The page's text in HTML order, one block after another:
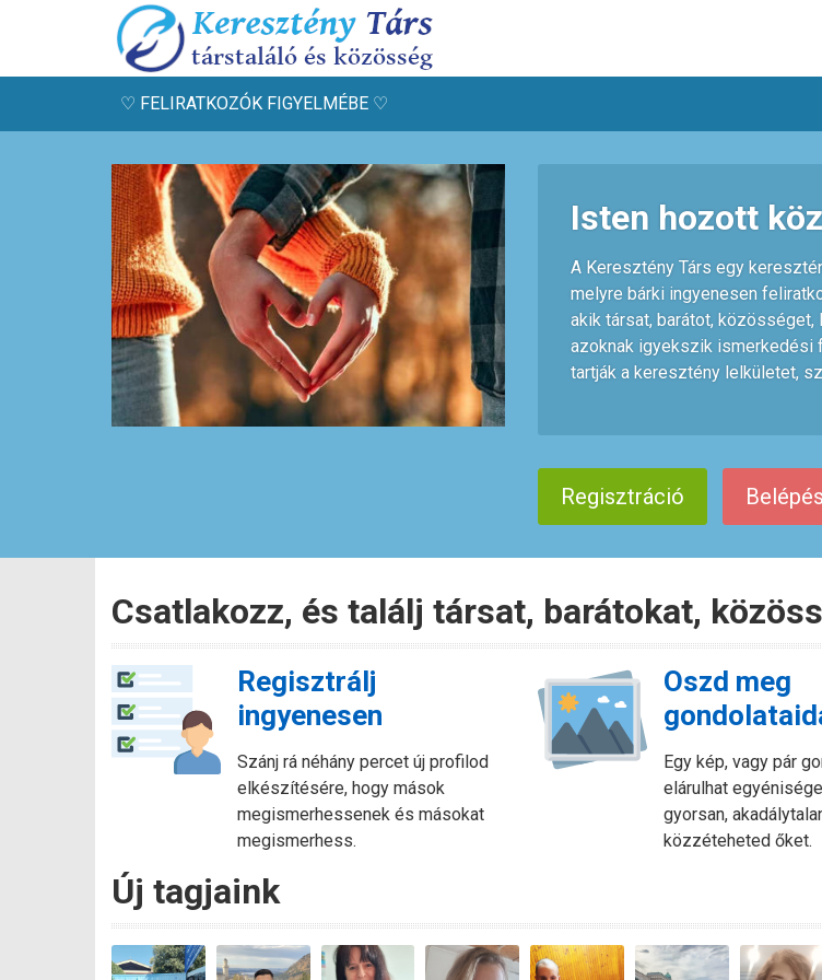
♡ FELIRATKOZÓK FIGYELMÉBE ♡
Isten hozott
A Keresztény Társ egy
melyre bárki ingyenesen
akik társat, barátot,
azoknak igyekszik ismerkedési
tartják a keresztény lelkületet,
Regisztráció Belépés
Csatlakozz, és találj társat, barátokat,
Regisztrálj
ingyenesen
Szánj rá néhány percet új profilod
elkészítésére, hogy mások
megismerhessenek és másokat
megismerhess.
Oszd meg
Egy kép, vagy pár
elárulhat
gyorsan,
közzéteheted őket.
Új tagjaink